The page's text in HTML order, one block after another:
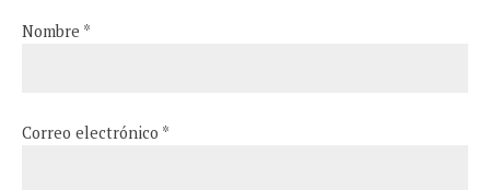
Nombre *
Correo electrónico *